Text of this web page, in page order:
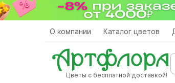
Перейти
к
О компании Каталог цветов
Цветы с бесплатной доставкой!